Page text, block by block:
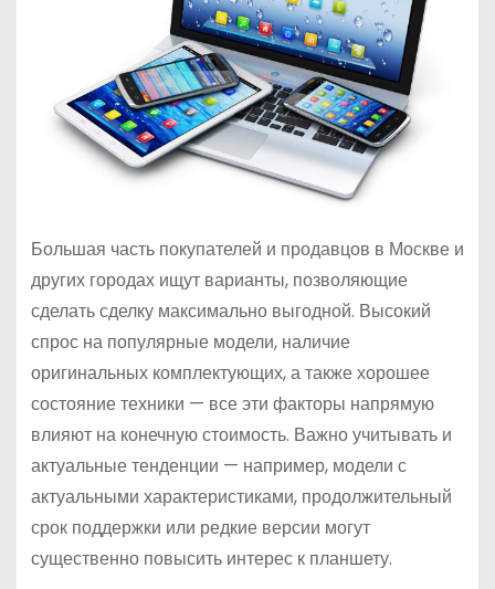
Большая часть покупателей и продавцов в Москве и
других городах ищут варианты, позволяющие
сделать сделку максимально выгодной. Высокий
спрос на популярные модели, наличие
оригинальных комплектующих, а также хорошее
состояние техники — все эти факторы напрямую
влияют на конечную стоимость. Важно учитывать и
актуальные тенденции — например, модели с
актуальными характеристиками, продолжительный
срок поддержки или редкие версии могут
существенно повысить интерес к планшету.